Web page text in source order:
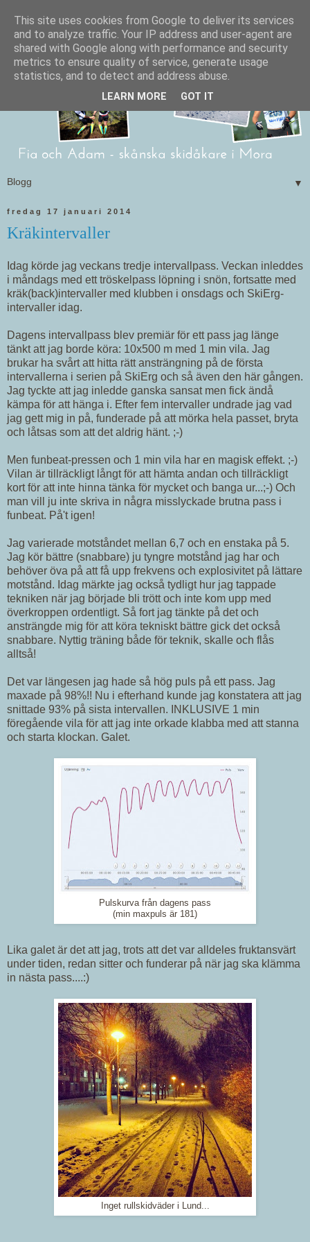
▼
fredag 17 januari 2014
Kräkintervaller
Idag körde jag veckans tredje intervallpass. Veckan inleddes
i måndags med ett tröskelpass löpning i snön, fortsatte med
kräk(back)intervaller med klubben i onsdags och SkiErg-
intervaller idag.
Dagens intervallpass blev premiär för ett pass jag länge
tänkt att jag borde köra: 10x500 m med 1 min vila. Jag
brukar ha svårt att hitta rätt ansträngning på de första
intervallerna i serien på SkiErg och så även den här gången.
Jag tyckte att jag inledde ganska sansat men fick ändå
kämpa för att hänga i. Efter fem intervaller undrade jag vad
jag gett mig in på, funderade på att mörka hela passet, bryta
och låtsas som att det aldrig hänt. ;-)
Men funbeat-pressen och 1 min vila har en magisk effekt. ;-)
Vilan är tillräckligt långt för att hämta andan och tillräckligt
kort för att inte hinna tänka för mycket och banga ur...;-) Och
man vill ju inte skriva in några misslyckade brutna pass i
funbeat. På't igen!
Jag varierade motståndet mellan 6,7 och en enstaka på 5.
Jag kör bättre (snabbare) ju tyngre motstånd jag har och
behöver öva på att få upp frekvens och explosivitet på lättare
motstånd. Idag märkte jag också tydligt hur jag tappade
tekniken när jag började bli trött och inte kom upp med
överkroppen ordentligt. Så fort jag tänkte på det och
ansträngde mig för att köra tekniskt bättre gick det också
snabbare. Nyttig träning både för teknik, skalle och flås
alltså!
Det var längesen jag hade så hög puls på ett pass. Jag
maxade på 98%!! Nu i efterhand kunde jag konstatera att jag
snittade 93% på sista intervallen. INKLUSIVE 1 min
föregående vila för att jag inte orkade klabba med att stanna
och starta klockan. Galet.
Pulskurva från dagens pass
(min maxpuls är 181)
Lika galet är det att jag, trots att det var alldeles fruktansvärt
under tiden, redan sitter och funderar på när jag ska klämma
in nästa pass....:)
Inget rullskidväder i Lund...
This site uses cookies from Google to deliver its services
and to analyze traffic. Your IP address and user-agent are
shared with Google along with performance and security
metrics to ensure quality of service, generate usage
statistics, and to detect and address abuse.
LEARN MORE GOT IT